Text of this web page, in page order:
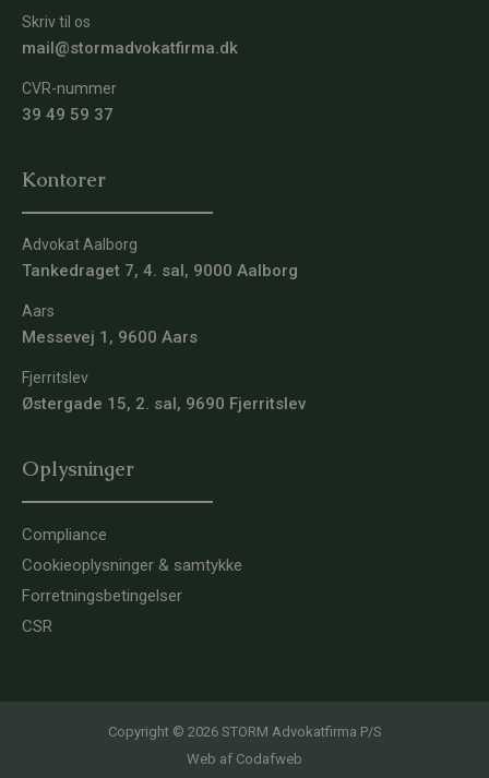
Skriv til os
mail@stormadvokatfirma.dk
CVR-nummer
39 49 59 37
Kontorer
Advokat Aalborg
Tankedraget 7, 4. sal, 9000 Aalborg
Aars
Messevej 1, 9600 Aars
Fjerritslev
Østergade 15, 2. sal, 9690 Fjerritslev
Oplysninger
Compliance
Cookieoplysninger & samtykke
Forretningsbetingelser
CSR
Copyright © 2026 STORM Advokatfirma P/S
Web af Codafweb